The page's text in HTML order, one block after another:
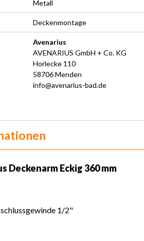
Metall
Deckenmontage
Avenarius
AVENARIUS GmbH + Co. KG
Horlecke 110
58706 Menden
info@avenarius-bad.de
Eckig 360 mm
1/2"